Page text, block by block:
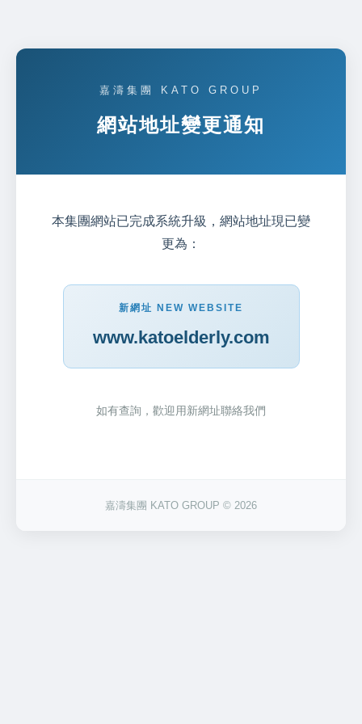
嘉濤集團 KATO GROUP
網站地址變更通知
本集團網站已完成系統升級，網站地址現已變
更為：
新網址 NEW WEBSITE
www.katoelderly.com
如有查詢，歡迎用新網址聯絡我們
嘉濤集團 KATO GROUP © 2026